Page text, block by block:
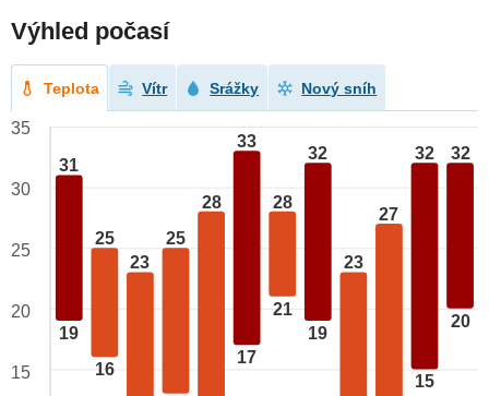
Výhled počasí
Teplota Vítr Srážky Nový sníh
31
19
25
16
23
25
28
33
17
28
21
32
19
23
27
32
15
32
20
35
30
25
20
15